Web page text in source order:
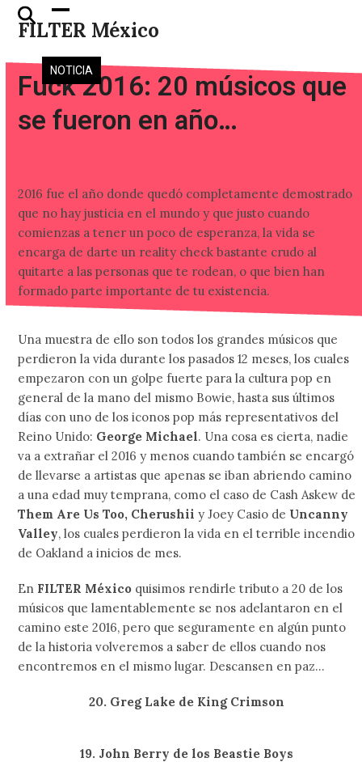
Skip
FILTER México
Open
mobile
menu
Close
mobile
menu
NOTICIA
Fuck 2016: 20 músicos que
se fueron en año…
2016 fue el año donde quedó completamente demostrado
que no hay justicia en el mundo y que justo cuando
comienzas a tener un poco de esperanza, la vida se
encarga de darte un reality check bastante crudo al
quitarte a las personas que te rodean, o que bien han
formado parte importante de tu existencia.
Una muestra de ello son todos los grandes músicos que
perdieron la vida durante los pasados 12 meses, los cuales
empezaron con un golpe fuerte para la cultura pop en
general de la mano del mismo Bowie, hasta sus últimos
días con uno de los iconos pop más representativos del
Reino Unido: George Michael. Una cosa es cierta, nadie
va a extrañar el 2016 y menos cuando también se encargó
de llevarse a artistas que apenas se iban abriendo camino
a una edad muy temprana, como el caso de Cash Askew de
Them Are Us Too, Cherushii y Joey Casio de Uncanny
Valley, los cuales perdieron la vida en el terrible incendio
de Oakland a inicios de mes.
En FILTER México quisimos rendirle tributo a 20 de los
músicos que lamentablemente se nos adelantaron en el
camino este 2016, pero que seguramente en algún punto
de la historia volveremos a saber de ellos cuando nos
encontremos en el mismo lugar. Descansen en paz…
20. Greg Lake de King Crimson
19. John Berry de los Beastie Boys